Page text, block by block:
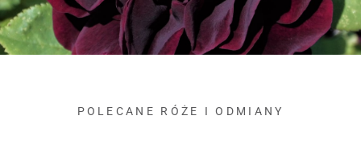
POLECANE RÓŻE I ODMIANY